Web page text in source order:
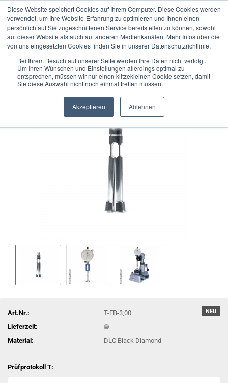
Diese Website speichert Cookies auf Ihrem Computer. Diese Cookies werden
verwendet, um Ihre Website-Erfahrung zu optimieren und Ihnen einen
persönlich auf Sie zugeschnittenen Service bereitstellen zu können, sowohl
auf dieser Website als auch auf anderen Medienkanälen. Mehr Infos über die
von uns eingesetzten Cookies finden Sie in unserer Datenschutzrichtlinie.
Bei Ihrem Besuch auf unserer Seite werden Ihre Daten nicht verfolgt.
Um Ihren Wünschen und Einstellungen allerdings optimal zu
entsprechen, müssen wir nur einen klitzekleinen Cookie setzen, damit
Sie diese Auswahl nicht noch einmal treffen müssen.
Akzeptieren Ablehnen
« Erster « zurück weiter »
Letzter »
DIATEST Sackloch-Tastkopf T-FB-3,00
NEU
Art.Nr.:
T-FB-3,00
Lieferzeit:
Material:
DLC Black Diamond
Prüfprotokoll T: